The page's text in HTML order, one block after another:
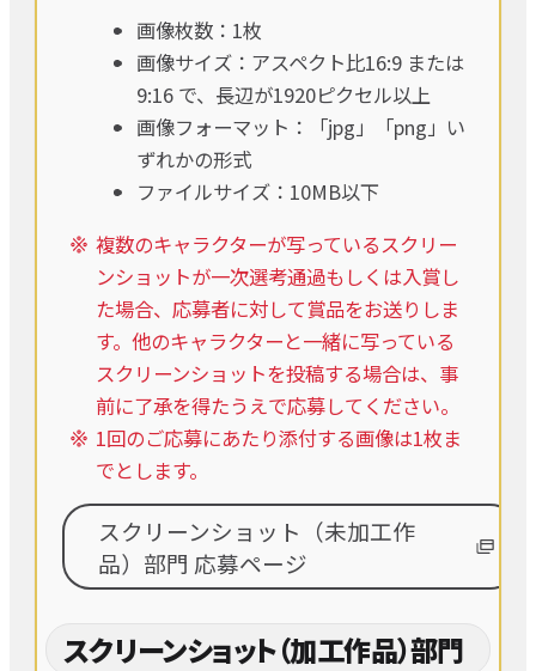
画像枚数：1枚
画像サイズ：アスペクト比16:9 または
9:16 で、長辺が1920ピクセル以上
画像フォーマット：「jpg」「png」い
ずれかの形式
ファイルサイズ：10MB以下
複数のキャラクターが写っているスクリー
ンショットが一次選考通過もしくは入賞し
た場合、応募者に対して賞品をお送りしま
す。他のキャラクターと一緒に写っている
スクリーンショットを投稿する場合は、事
前に了承を得たうえで応募してください。
1回のご応募にあたり添付する画像は1枚ま
でとします。
スクリーンショット（未加工作
品）部門 応募ページ
スクリーンショット（加工作品）部門